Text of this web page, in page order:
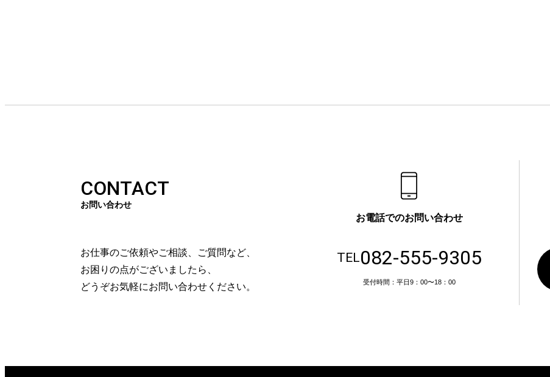
CONTACT
お問い合わせ
お仕事のご依頼やご相談、ご質問など、
お困りの点がございましたら、
どうぞお気軽にお問い合わせください。
お電話でのお問い合わせ
TEL082-555-9305
受付時間：平日9：00〜18：00